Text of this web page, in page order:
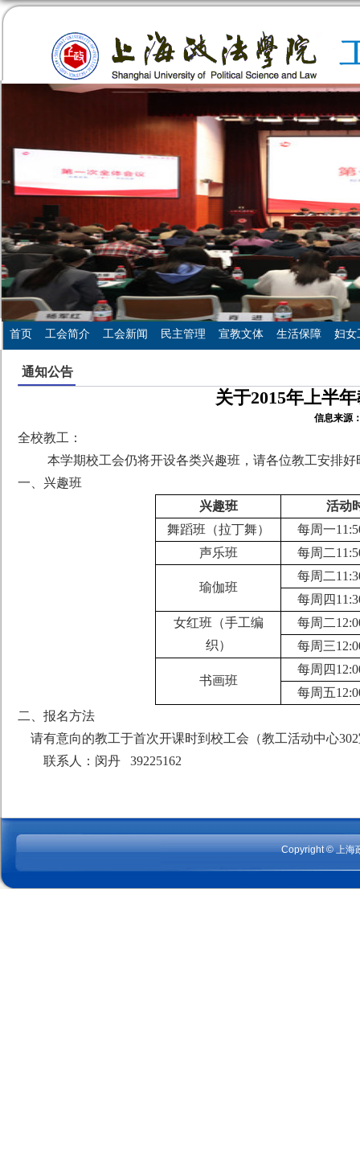
首页 工会简介 工会新闻 民主管理 宣教文体 生活保障 妇女
通知公告
关于2015年上半
信息来源
全校教工：
本学期校工会仍将开设各类兴趣班，请各位教工安排
一、 兴趣班
兴趣班
活动
舞蹈班（拉丁舞）
每周一11 :
声乐班
每周 二11:
瑜伽班
每周二1 1 :
每周四1 1 :
女红班（手工编
织）
每周 二
每周 三
书画班
每周 四
每周 五
二、报名方法
请有意向的教工于首次开课时到校工会（教工活动中心
联系人： 闵丹 39225162
Copyright © 上海